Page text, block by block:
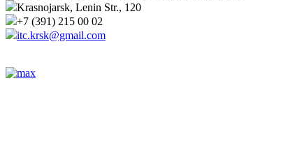
Krasnojarsk, Lenin Str., 120
+7 (391) 215 00 02
itc.krsk@gmail.com